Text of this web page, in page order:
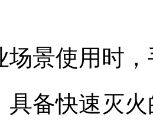
场景使用时
具备快速灭